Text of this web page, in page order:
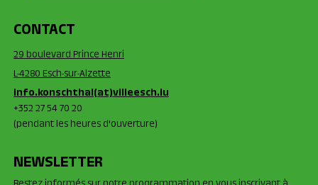
CONTACT
29 boulevard Prince Henri
L-4280 Esch-sur-Alzette
info.konschthal(at)villeesch.lu
+352 27 54 70 20
(pendant les heures d'ouverture)
NEWSLETTER